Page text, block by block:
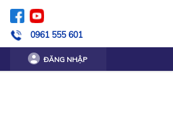
0961 555 601
ĐĂNG NHẬP